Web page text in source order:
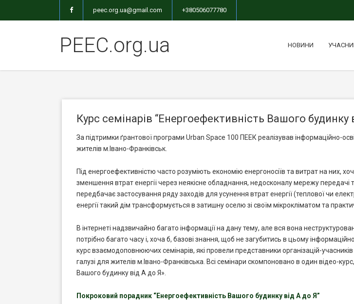
peec.org.ua@gmail.com +380506077780
PEEC.org.ua НОВИНИ
Курс семінарів “Енергоефективність Вашого будинку
За підтримки ґрантової програми Urban Space 100 ПЕЕК реалізував інформаційно-
жителів м.Івано-Франківськ.
Під енергоефективністю часто розуміють економію енергоносіїв та витрат на них,
зменшення втрат енергії через неякісне обладнання, недосконалу мережу
передбачає застосування ряду заходів для усунення втрат енергії (теплової чи
енергії такий дім трансформується в затишну оселю зі своїм мікрокліматом та
В інтернеті надзвичайно багато інформації на дану тему, але вся вона
потрібно багато часу і, хоча б, базові знання, щоб не загубитись в цьому
курс взаємодоповнюючих семінарів, які провели представники організацій-
галузі для жителів м.Івано-Франківська. Всі семінари скомпоновано в один відео-
Вашого будинку від А до Я».
Покроковий порадник “Енергоефективність Вашого будинку від А до Я”